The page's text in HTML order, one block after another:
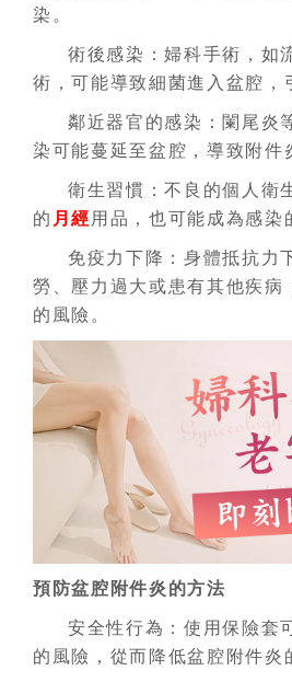
染。
術後感染：婦科手術，如
術，可能導致細菌進入盆腔，
鄰近器官的感染：闌尾炎
染可能蔓延至盆腔，導致附件
衛生習慣：不良的個人衛
的 月經 用品，也可能成為感染
免疫力下降：身體抵抗力
勞、壓力過大或患有其他疾病
的風險。
預防盆腔附件炎的方法
安全性行為：使用保險套
的風險，從而降低盆腔附件炎